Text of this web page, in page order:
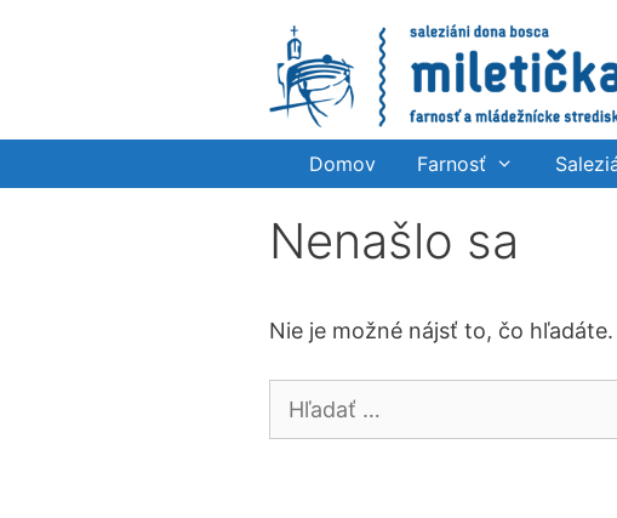
Domov Farnosť
Nenašlo sa
Nie je možné nájsť to, čo
Hľadať: